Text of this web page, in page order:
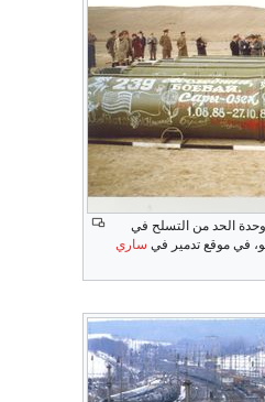
وحدة الحد من التسلح في
في موقع تدمير في ساري